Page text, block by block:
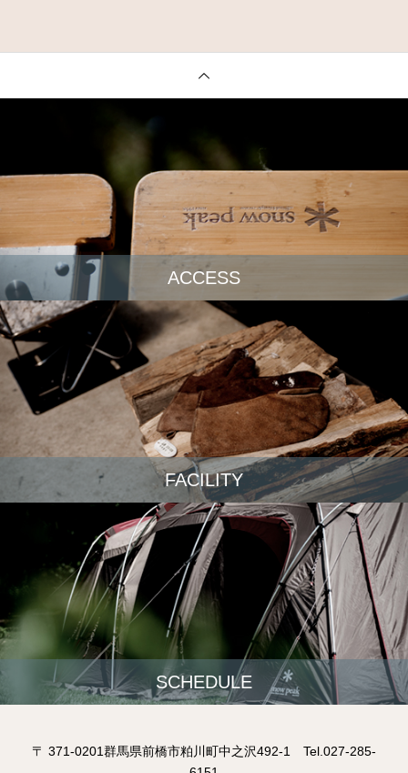
ACCESS
FACILITY
SCHEDULE
〒 371-0201群馬県前橋市粕川町中之沢492-1 Tel.027-285-